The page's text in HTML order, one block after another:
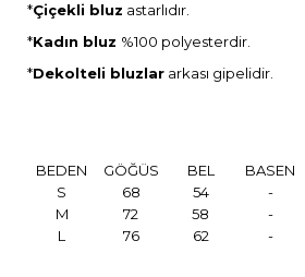
*Çiçekli bluz astarlıdır.
*Kadın bluz %100 polyesterdir.
*Dekolteli bluzlar arkası gipelidir.
BEDEN GÖĞÜS BEL BASEN
S
68 54 -
M
72 58 -
L
76 62 -